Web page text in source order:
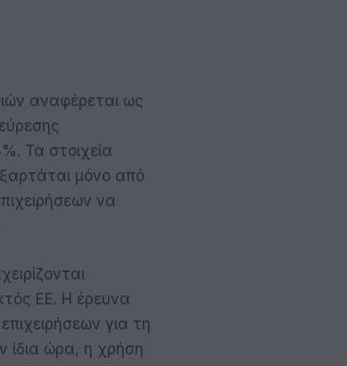
αναφέρεται ως
Τα στοιχεία
μόνο από
να
ΕΕ. Η έρευνα
για τη
ίδια ώρα, η χρήση